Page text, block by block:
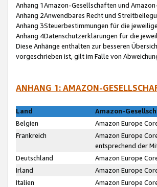
Anhang 1Amazon-Gesellschaften und
Anhang 2Anwendbares Recht und
Anhang 3Steuerbestimmungen für die
Anhang 4Datenschutzerklärungen für die
Diese Anhänge enthalten zur besseren
vorgeschrieben ist, gilt im Falle von
ANHANG 1: AMAZON-
Land
Amazon-
Belgien
Amazon Europe
Frankreich
Amazon Europe
entsprechend der
Deutschland
Amazon Europe
Irland
Amazon Europe
Italien
Amazon Europe